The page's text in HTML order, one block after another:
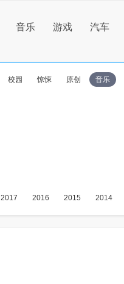
音乐 游戏 汽车
校园 惊悚 原创 音乐
2017 2016 2015 2014